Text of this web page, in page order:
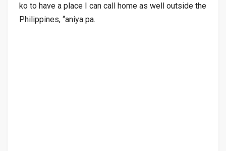
ko to have a place I can call home as well outside the
Philippines, “aniya pa.